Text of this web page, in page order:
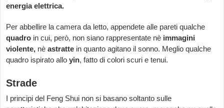
energia elettrica.
Per abbellire la camera da letto, appendete alle pareti qualche
quadro in cui, però, non siano rappresentate nè immagini
violente, nèastratte in quanto agitano il sonno. Meglio qualche
quadro ispirato alloyin, fatto di colori scuri e tenui.
Strade
I principi del Feng Shui non si basano soltanto sulle